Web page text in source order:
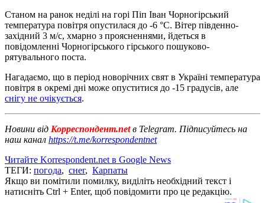
Станом на ранок неділі на горі Піп Іван Чорногірський
температура повітря опустилася до -6 °С. Вітер південно-
західний 3 м/с, хмарно з проясненнями, йдеться в
повідомленні Чорногірського гірського пошуково-
рятувального поста.
Нагадаємо, що в період новорічних свят в Україні температура
повітря в окремі дні може опуститися до -15 градусів, але
снігу не очікується.
Новини від Корреспондент.netв Telegram. Підписуйтесь на
наш канал https://t.me/korrespondentnet
Читайте Korrespondent.net в Google News
ТЕГИ: погода, снег, Карпаты
Якщо ви помітили помилку, виділіть необхідний текст і
натисніть Ctrl + Enter, щоб повідомити про це редакцію.